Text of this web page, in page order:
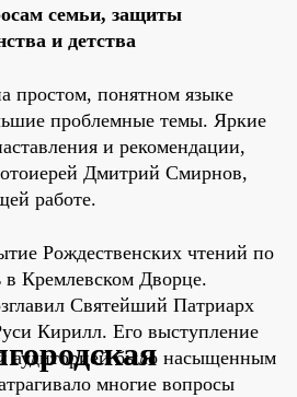
семьи, защиты
и детства
простом, понятном языке
проблемные темы. Яркие
и рекомендации,
Дмитрий Смирнов,
работе.
Рождественских чтений по
в Кремлевском Дворце.
Святейший Патриарх
Кирилл. Его выступление
аудиторией было насыщенным
многие вопросы